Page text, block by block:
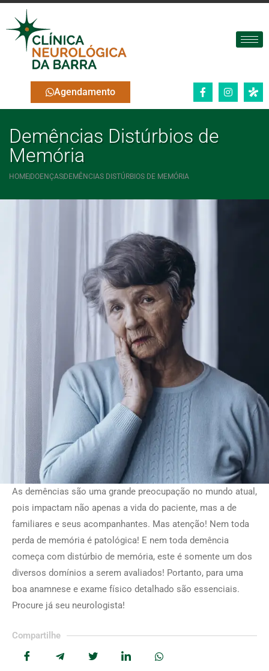
Agendamento
Demências Distúrbios de
Memória
HOME DOENÇAS DEMÊNCIAS DISTÚRBIOS DE MEMÓRIA
As demências são uma grande preocupação no mundo atual,
pois impactam não apenas a vida do paciente, mas a de
familiares e seus acompanhantes. Mas atenção! Nem toda
perda de memória é patológica! E nem toda demência
começa com distúrbio de memória, este é somente um dos
diversos domínios a serem avaliados! Portanto, para uma
boa anamnese e exame físico detalhado são essenciais.
Procure já seu neurologista!
Compartilhe